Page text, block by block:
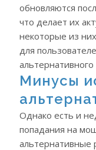
обновляются
что делает их
некоторые из
для
альтернативного
Минусы
Однако есть и
попадания на
альтернативные